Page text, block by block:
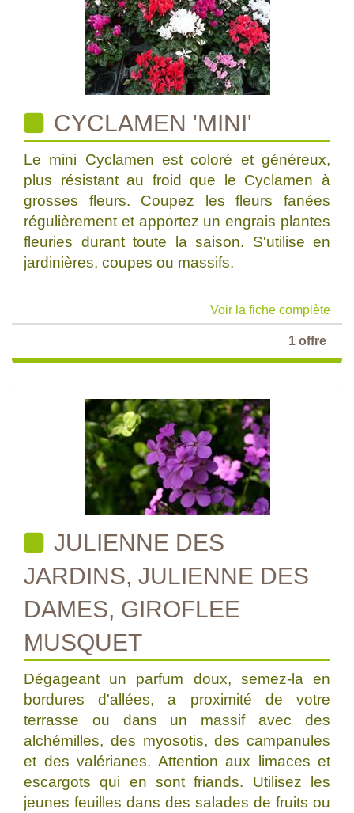
CYCLAMEN 'MINI'
Le mini Cyclamen est coloré et généreux,
plus résistant au froid que le Cyclamen à
grosses fleurs. Coupez les fleurs fanées
régulièrement et apportez un engrais plantes
fleuries durant toute la saison. S'utilise en
jardinières, coupes ou massifs.
Voir la fiche complète
1 offre
JULIENNE DES
JARDINS, JULIENNE DES
DAMES, GIROFLEE
MUSQUET
Dégageant un parfum doux, semez-la en
bordures d'allées, a proximité de votre
terrasse ou dans un massif avec des
alchémilles, des myosotis, des campanules
et des valérianes. Attention aux limaces et
escargots qui en sont friands. Utilisez les
jeunes feuilles dans des salades de fruits ou